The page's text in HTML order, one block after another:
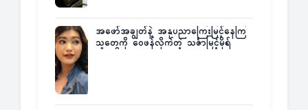
အဖော်အချွတ်နဲ့ အနုပညာကြေးမြင့်နေကြ
သူတွေကို ဝေဖန်လိုက်တဲ့ သင်္ဇာမြင့်မိုရ်